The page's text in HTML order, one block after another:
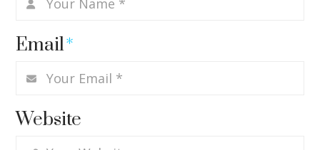
Email*
Website